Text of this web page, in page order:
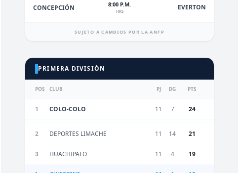
CONCEPCIÓN 8:00 P.M.
HRS EVERTON
SUJETO A CAMBIOS POR LA ANFP
PRIMERA DIVISIÓN
POS CLUB PJ DG PTS
1 COLO-COLO 11 7 24
2 DEPORTES LIMACHE 11 14 21
3 HUACHIPATO 11 4 19